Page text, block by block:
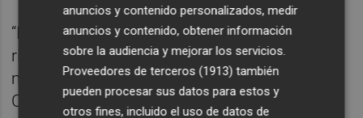
“Ni la salud —porque están poniendo en
riesgo el acceso a los medicamentos para
miles de personas— ni las finanzas de la
Comunitat Valenciana pueden seguir más
anuncios y contenido personalizados, medir
anuncios y contenido, obtener información
sobre la audiencia y mejorar los servicios.
Proveedores de terceros (1913) también
pueden procesar sus datos para estos y
otros fines, incluido el uso de datos de